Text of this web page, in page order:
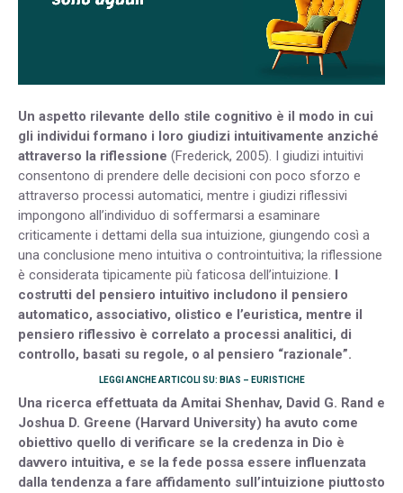
Un aspetto rilevante dello stile cognitivo è il modo in cui
gli individui formano i loro giudizi intuitivamente anziché
attraverso la riflessione (Frederick, 2005). I giudizi intuitivi
consentono di prendere delle decisioni con poco sforzo e
attraverso processi automatici, mentre i giudizi riflessivi
impongono all’individuo di soffermarsi a esaminare
criticamente i dettami della sua intuizione, giungendo così a
una conclusione meno intuitiva o controintuitiva; la riflessione
è considerata tipicamente più faticosa dell’intuizione.
costrutti del pensiero intuitivo includono il pensiero
automatico, associativo, olistico e l’euristica, mentre il
pensiero riflessivo è correlato a processi analitici, di
controllo, basati su regole, o al pensiero “razionale”.
LEGGI ANCHE ARTICOLI SU: BIAS – EURISTICHE
Una ricerca effettuata da Amitai Shenhav, David G. Rand e
Joshua D. Greene (Harvard University) ha avuto come
obiettivo quello di verificare se la credenza in Dio è
davvero intuitiva, e se la fede possa essere influenzata
dalla tendenza a fare affidamento sull’intuizione piuttosto